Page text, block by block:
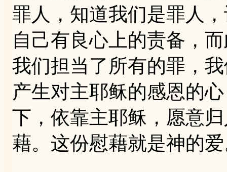
罪人，知道我们是罪人
自己有良心上的责备，
我们担当了所有的罪，
产生对主耶稣的感恩的
下，依靠主耶稣，愿意
藉。这份慰藉就是神的